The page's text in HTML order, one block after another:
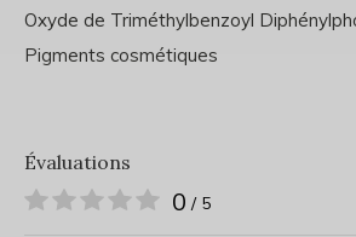
Oxyde de Triméthylbenzoyl
Pigments cosmétiques
Évaluations
0 / 5